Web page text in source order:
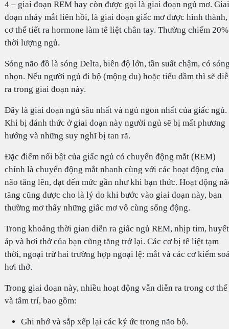
4 – giai đoạn REM hay còn được gọi là giai đoạn ngủ mơ. Giai
đoạn nháy mắt liên hồi, là giai đoạn giấc mơ được hình thành,
cơ thể tiết ra hormone làm tê liệt chân tay. Thường chiếm 20%
thời lượng ngủ.
Sóng não đồ là sóng Delta, biên độ lớn, tần suất chậm, có
nhọn. Nếu người ngủ đi bộ (mộng du) hoặc tiểu dầm thì sẽ
ra trong giai đoạn này.
Đây là giai đoạn ngủ sâu nhất và ngủ ngon nhất của giấc ngủ.
Khi bị đánh thức ở giai đoạn này người ngủ sẽ bị mất phương
hướng và những suy nghĩ bị tan rã.
Đặc điểm nổi bật của giấc ngủ có chuyển động mắt (REM)
chính là chuyển động mắt nhanh cùng với các hoạt động của
não tăng lên, đạt đến mức gần như khi bạn thức. Hoạt động
tăng cũng được cho là lý do khi bước vào giai đoạn này, bạn
thường mơ thấy những giấc mơ vô cùng sống động.
Trong khoảng thời gian diễn ra giấc ngủ REM, nhịp tim, huyết
áp và hơi thở của bạn cũng tăng trở lại. Các cơ bị tê liệt tạm
thời, ngoại trừ hai trường hợp ngoại lệ: mắt và các cơ kiểm
hơi thở.
Trong giai đoạn này, nhiều hoạt động vẫn diễn ra trong cơ thể
và tâm trí, bao gồm:
Ghi nhớ và sắp xếp lại các ký ức trong não bộ.